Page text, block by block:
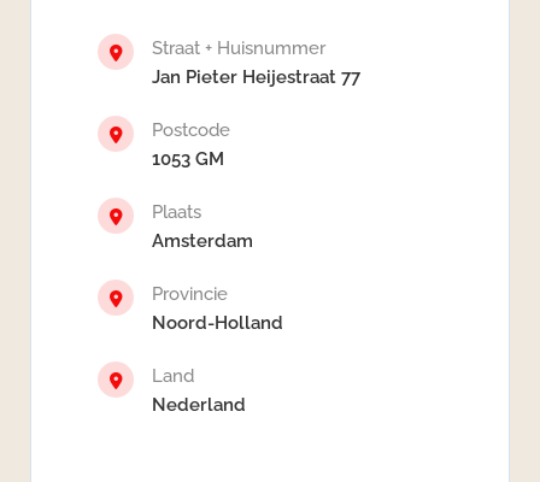
Straat + Huisnummer
Jan Pieter Heijestraat 77
Postcode
1053 GM
Plaats
Amsterdam
Provincie
Noord-Holland
Land
Nederland